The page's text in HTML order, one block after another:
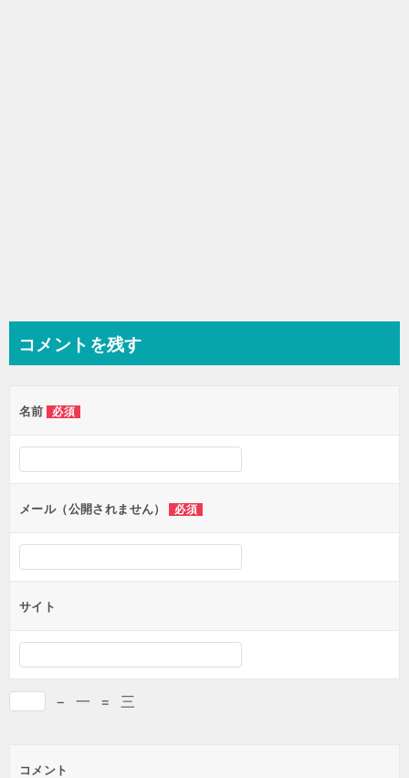
コメントを残す
名前 必須
メール（公開されません） 必須
サイト
− 一 = 三
コメント